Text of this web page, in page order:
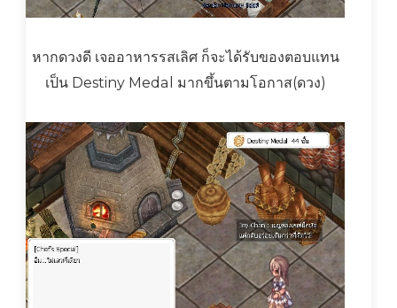
หากดวงดี เจออาหารรสเลิศ ก็จะได้รับของตอบแทน
เป็น Destiny Medal มากขึ้นตามโอกาส(ดวง)